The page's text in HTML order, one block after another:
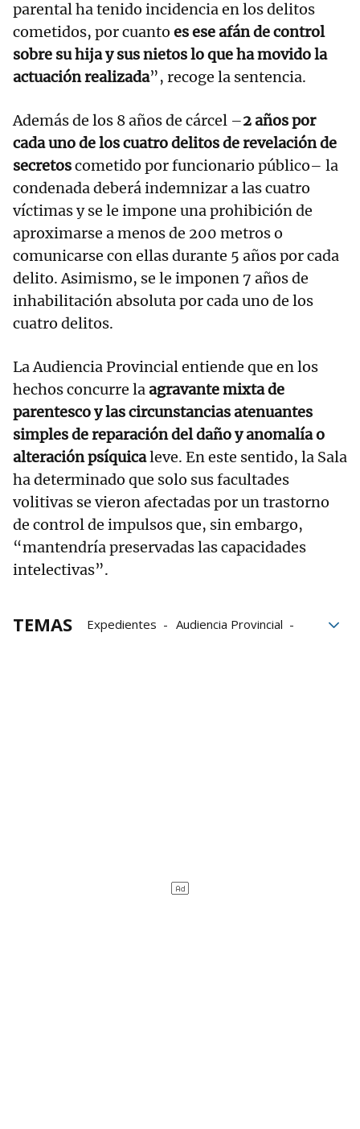
parental ha tenido incidencia en los delitos
cometidos, por cuanto es ese afán de control
sobre su hija y sus nietos lo que ha movido la
actuación realizada”, recoge la sentencia.
Además de los 8 años de cárcel –2 años por
cada uno de los cuatro delitos de revelación de
secretoscometido por funcionario público– la
condenada deberá indemnizar a las cuatro
víctimas y se le impone una prohibición de
aproximarse a menos de 200 metros o
comunicarse con ellas durante 5 años por cada
delito. Asimismo, se le imponen 7 años de
inhabilitación absoluta por cada uno de los
cuatro delitos.
La Audiencia Provincial entiende que en los
hechos concurre laagravante mixta de
parentesco y las circunstancias atenuantes
simples de reparación del daño y anomalía o
alteración psíquicaleve. En este sentido, la Sala
ha determinado que solo sus facultades
volitivas se vieron afectadas por un trastorno
de control de impulsos que, sin embargo,
“mantendría preservadas las capacidades
intelectivas”.
TEMAS Expedientes
Audiencia Provincial